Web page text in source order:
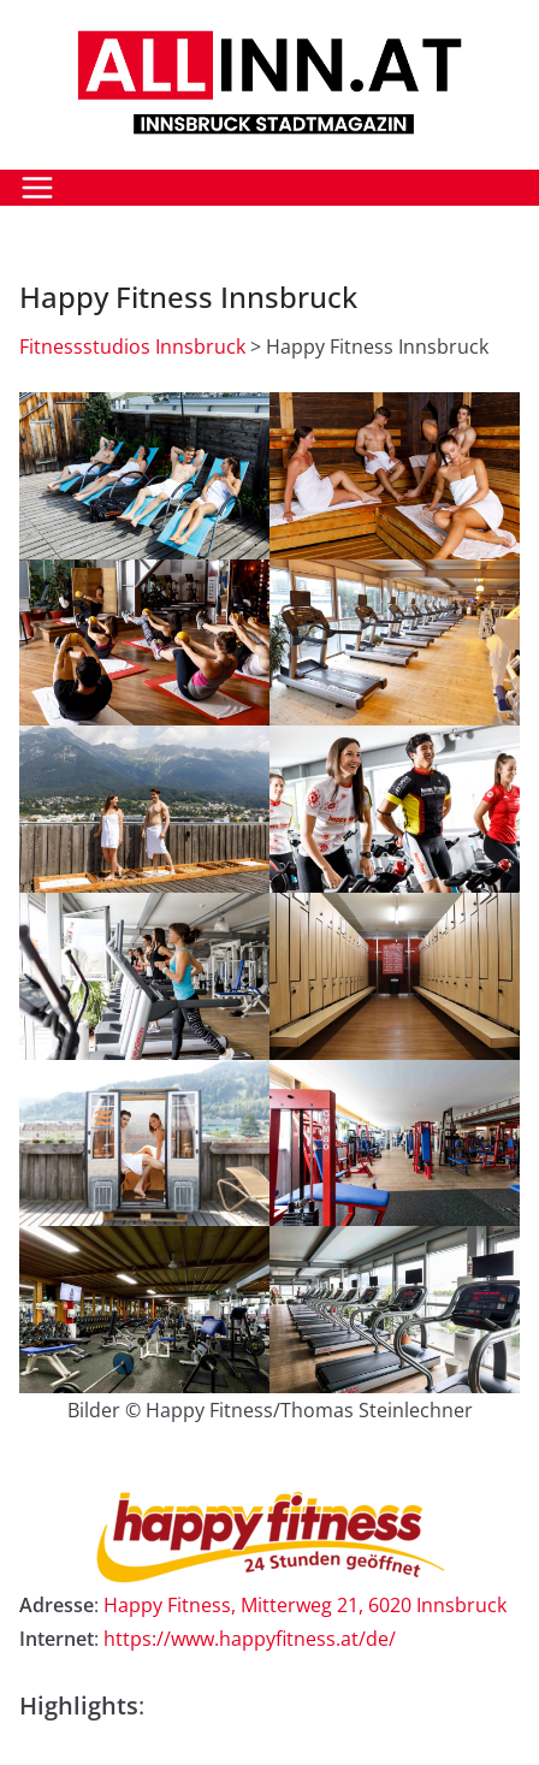
Happy Fitness Innsbruck
Fitnessstudios Innsbruck> Happy Fitness Innsbruck
Bilder © Happy Fitness/Thomas Steinlechner
Adresse: Happy Fitness, Mitterweg 21, 6020 Innsbruck
Internet: https://www.happyfitness.at/de/
Highlights: